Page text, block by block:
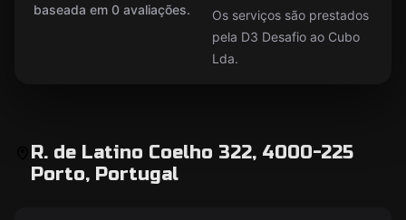
baseada em 0 avaliações.
Os serviços são prestados
pela D3 Desafio ao Cubo
Lda.
R. de Latino Coelho 322, 4000-225
Porto, Portugal